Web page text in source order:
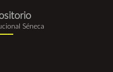
Séneca